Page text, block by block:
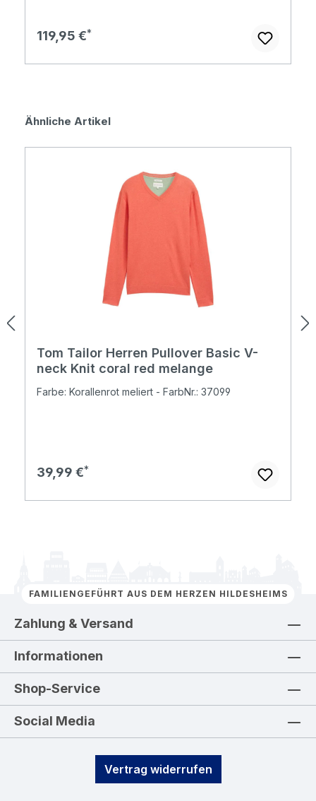
Regulärer Preis:
119,95 €
Produktgalerie überspringen
Ähnliche Artikel
Tom Tailor Herren Pullover Basic V-
neck Knit coral red melange
Farbe: Korallenrot meliert - FarbNr.: 37099
Regulärer Preis:
39,99 €
FAMILIENGEFÜHRT AUS DEM HERZEN HILDESHEIMS
Zahlung & Versand
Informationen
Shop-Service
Social Media
Vertrag widerrufen